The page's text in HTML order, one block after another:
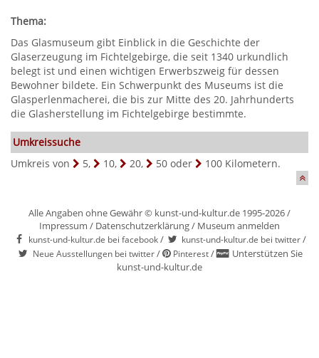
Thema:
Das Glasmuseum gibt Einblick in die Geschichte der
Glaserzeugung im Fichtelgebirge, die seit 1340 urkundlich
belegt ist und einen wichtigen Erwerbszweig für dessen
Bewohner bildete. Ein Schwerpunkt des Museums ist die
Glasperlenmacherei, die bis zur Mitte des 20. Jahrhunderts
die Glasherstellung im Fichtelgebirge bestimmte.
Umkreissuche
Umkreis von
5, 10, 20, 50 oder 100 Kilometern.
Alle Angaben ohne Gewähr © kunst-und-kultur.de 1995-2026 /
Impressum / Datenschutzerklärung/ Museum anmelden
kunst-und-kultur.de bei facebook/ kunst-und-kultur.de bei twitter/
Neue Ausstellungen bei twitter/ Pinterest/
Unterstützen Sie
kunst-und-kultur.de